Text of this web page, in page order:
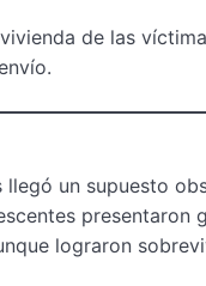
de las
llegó un supuesto
presentaron
lograron